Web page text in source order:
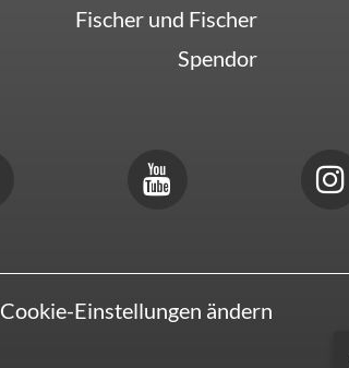
Fischer und Fischer
Spendor
Cookie-Einstellungen ändern